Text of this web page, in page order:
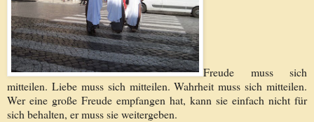
Freude muss sich
mitteilen. Liebe muss sich mitteilen. Wahrheit muss sich mitteilen.
Wer eine große Freude empfangen hat, kann sie einfach nicht für
sich behalten, er muss sie weitergeben.